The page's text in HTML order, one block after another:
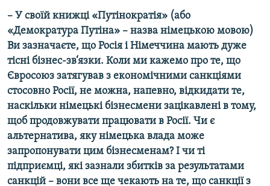
– У своїй книжці «Путінократія» (або
«Демократура Путіна» – назва німецькою мовою)
Ви зазначаєте, що Росія і Німеччина мають дуже
тісні бізнес-зв‘язки. Коли ми кажемо про те, що
Євросоюз затягував з економічними санкціями
стосовно Росії, не можна, напевно, відкидати те,
наскільки німецькі бізнесмени зацікавлені в тому,
щоб продовжувати працювати в Росії. Чи є
альтернатива, яку німецька влада може
запропонувати цим бізнесменам? І чи ті
підприємці, які зазнали збитків за результатами
санкцій – вони все ще чекають на те, що санкції з